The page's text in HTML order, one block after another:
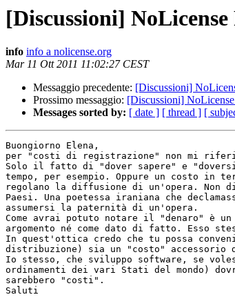
[Discussioni]
info info a nolicense.org
Mar 11 Ott 2011 11:02:27 CEST
Messaggio precedente: [Discussioni]
Prossimo messaggio: [Discussioni]
Messages sorted by: [ date ] [ thread ] [
Buongiorno Elena,
per "costi di registrazione" non mi
Solo il fatto di "dover sapere" e
tempo, per esempio. Oppure un costo in
regolano la diffusione di un'opera. Non
Paesi. Una poetessa iraniana che
assumersi la paternità di un'opera.
Come avrai potuto notare il "denaro" è
argomento né come dato di fatto. Esso
In quest'ottica credo che tu possa
distribuzione) sia un "costo" accessorio
Io stesso, che sviluppo software, se
ordinamenti dei vari Stati del mondo)
sarebbero "costi".
Saluti